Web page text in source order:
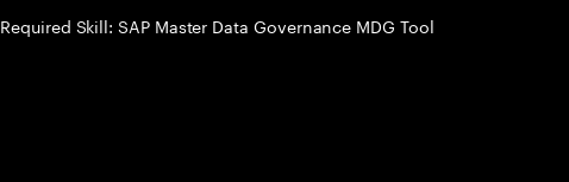
Required Skill: SAP Master Data Governance MDG Tool